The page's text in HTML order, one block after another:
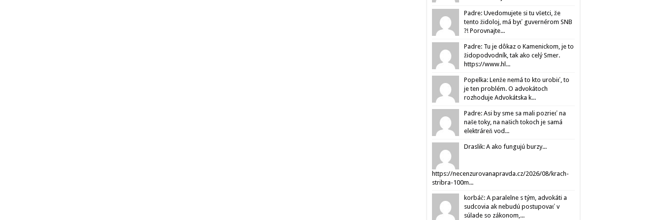
Padre: Uvedomujete si tu všetci, že
tento židoloj, má byť guvernérom SNB
?! Porovnajte...
Padre: Tu je dôkaz o Kamenickom, je to
židopodvodník, tak ako celý Smer.
https://www.hl...
Popelka: Lenže nemá to kto urobiť, to
je ten problém. O advokátoch
rozhoduje Advokátska k...
Padre: Asi by sme sa mali pozrieť na
naše toky, na našich tokoch je samá
elektráreň vod...
Draslik: A ako fungujú burzy...
https://necenzurovanapravda.cz/2026/08/krach-
stribra-100m...
korbáč: A paralelne s tým, advokáti a
sudcovia ak nebudú postupovať v
súlade so zákonom,...